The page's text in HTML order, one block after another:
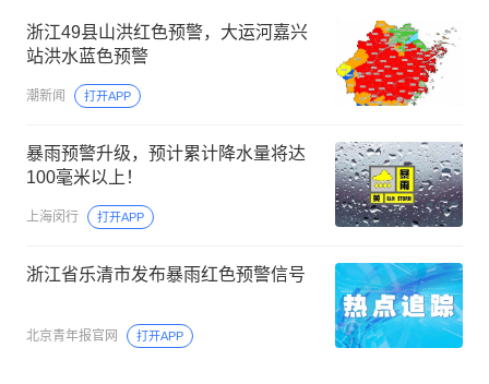
浙江49县山洪红色预警，大运河嘉兴
站洪水蓝色预警
潮新闻 打开APP
暴雨预警升级，预计累计降水量将达
100毫米以上！
上海闵行 打开APP
浙江省乐清市发布暴雨红色预警信号
北京青年报官网 打开APP